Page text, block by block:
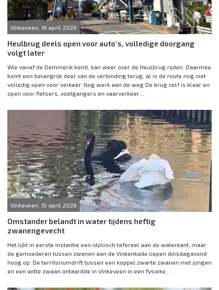
Vinkeveen, 16 april 2026
Heulbrug deels open voor auto’s, volledige doorgang
volgt later
Wie vanaf de Demmerik komt, kan weer over de Heulbrug rijden. Daarmee
komt een belangrijk deel van de verbinding terug, al is de route nog niet
volledig open voor verkeer. Nog werk aan de weg De brug zelf is klaar en
open voor fietsers, voetgangers en vaarverkeer....
Vinkeveen, 15 april 2026
Omstander belandt in water tijdens heftig
zwanengevecht
Het lijkt in eerste instantie een idyllisch tafereel aan de waterkant, maar
de gemoederen tussen zwanen aan de Vinkenkade liepen dinsdagavond
hoog op. De territoriumdrift tussen een koppel zwarte zwanen met jongen
en een witte zwaan ontaardde in Vinkeveen in een fysieke...